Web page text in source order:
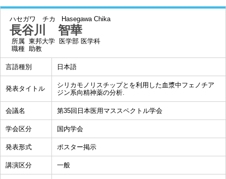
ハセガワ チカ Hasegawa Chika
長谷川 智華
所属 東邦大学 医学部 医学科
職種 助教
言語種別 日本語
発表タイトル
シリカモノリスチップとを利用した血漿中フェノチア
ジン系向精神薬の分析.
会議名 第35回日本医用マススペクトル学会
学会区分 国内学会
発表形式 ポスター掲示
講演区分 一般